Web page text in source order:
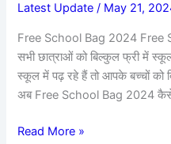
Latest Update / May 21,
Free School Bag 2024 Free
सभी छात्राओं को बिल्कुल फ्री में
स्कूल में पढ़ रहे हैं तो आपके बच्चों को
अब Free School Bag 2024 कैसे
मिलेंगे
स्कूल
बैग
जाने
पूरी
Read More »